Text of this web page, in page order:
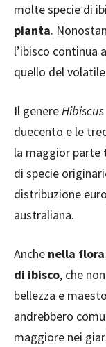
molte specie di
pianta.
l’ibisco continua
quello del
Il genereHibiscus
duecento e le
la maggior parte
di specie
distribuzione
australiana.
Anche nella
di ibisco, che
bellezza e
andrebbero
maggiore nei